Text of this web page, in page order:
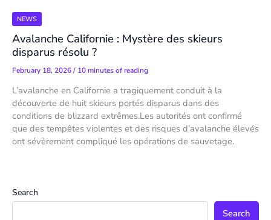
NEWS
Avalanche Californie : Mystère des skieurs
disparus résolu ?
February 18, 2026/ 10 minutes of reading
L’avalanche en Californie a tragiquement conduit à la
découverte de huit skieurs portés disparus dans des
conditions de blizzard extrêmes.Les autorités ont confirmé
que des tempêtes violentes et des risques d’avalanche élevés
ont sévèrement compliqué les opérations de sauvetage.
Search
Search